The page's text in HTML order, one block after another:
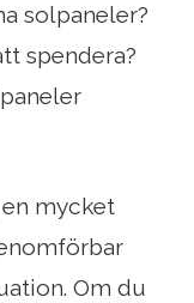
solpaneler?
spendera?
mycket
Om du